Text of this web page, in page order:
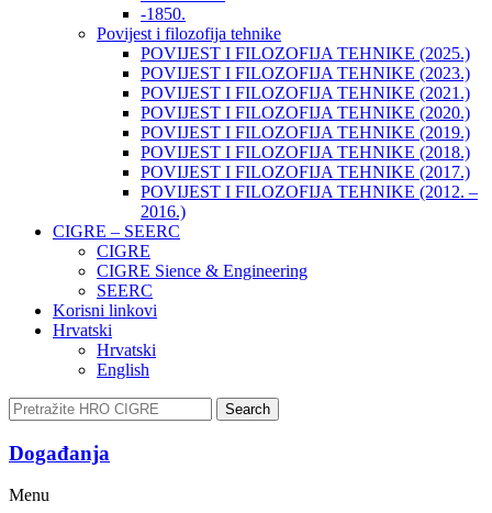
-1850.
Povijest i filozofija tehnike
POVIJEST I FILOZOFIJA TEHNIKE (2025.)
POVIJEST I FILOZOFIJA TEHNIKE (2023.)
POVIJEST I FILOZOFIJA TEHNIKE (2021.)
POVIJEST I FILOZOFIJA TEHNIKE (2020.)
POVIJEST I FILOZOFIJA TEHNIKE (2019.)
POVIJEST I FILOZOFIJA TEHNIKE (2018.)
POVIJEST I FILOZOFIJA TEHNIKE (2017.)
POVIJEST I FILOZOFIJA TEHNIKE (2012. –
2016.)
CIGRE – SEERC
CIGRE
CIGRE Sience & Engineering
SEERC
Korisni linkovi
Hrvatski
Hrvatski
English
Search
Događanja​
Menu